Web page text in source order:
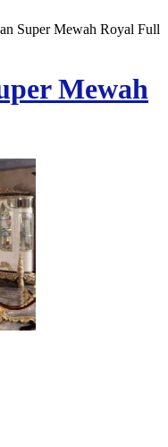
Super Mewah Royal Full
Mewah